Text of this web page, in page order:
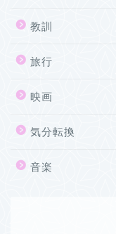
教訓
旅行
映画
気分転換
音楽